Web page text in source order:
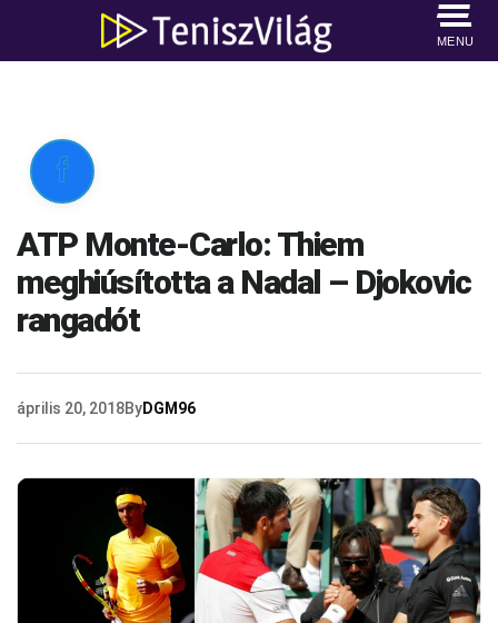
MENU

ATP Monte-Carlo: Thiem
meghiúsította a Nadal – Djokovic
rangadót
április 20, 2018ByDGM96